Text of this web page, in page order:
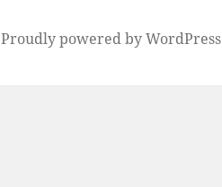
Proudly powered by WordPress